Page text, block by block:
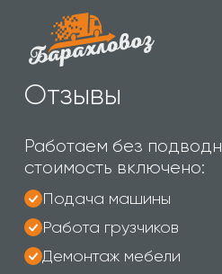
Отзывы
Работаем без
стоимость включено:
Подача машины
Работа грузчиков
Демонтаж мебели